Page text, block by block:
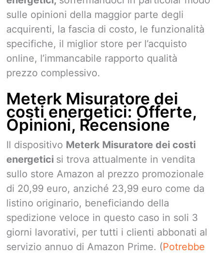
sulle opinioni della maggior parte degli
acquirenti, la fascia di costo, le funzionalità
specifiche, il miglior store per l’acquisto
online, l’immancabile rapporto qualità
prezzo complessivo.
Meterk Misuratore dei
costi energetici: Offerte,
Opinioni, Recensione
Il dispositivo Meterk Misuratore dei costi
energetici si trova attualmente in vendita
sullo store Amazon al prezzo promozionale
di 20,99 euro, anziché 23,99 euro come da
listino originario, beneficiando della
spedizione veloce in questo caso in soli 3
giorni lavorativi, per tutti i clienti abbonati al
servizio annuo di Amazon Prime. (Potrebbe